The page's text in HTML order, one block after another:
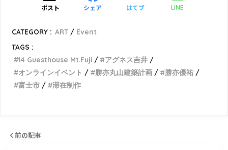
ポスト シェア はてブ LINE
CATEGORY : ART
Event
TAGS :
14 Guesthouse Mt.Fuji
アグネス吉井
オンラインイベント
勝亦丸山建築計画
勝亦優祐
富士市
滞在制作
前の記事